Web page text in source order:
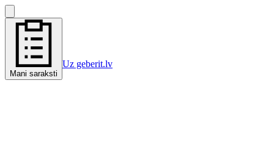
Mani saraksti
Uz geberit.lv